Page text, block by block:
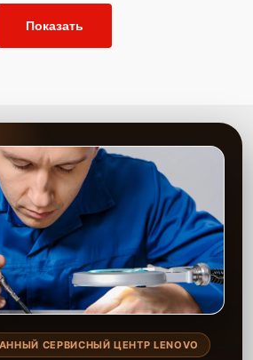
Показать
СЕРВИСНЫЙ ЦЕНТР LENOVO